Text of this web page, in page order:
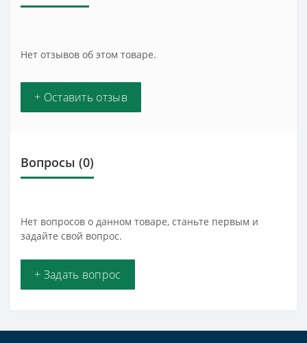
Нет отзывов об этом товаре.
+ Оставить отзыв
Вопросы (0)
Нет вопросов о данном товаре, станьте первым и
задайте свой вопрос.
+ Задать вопрос